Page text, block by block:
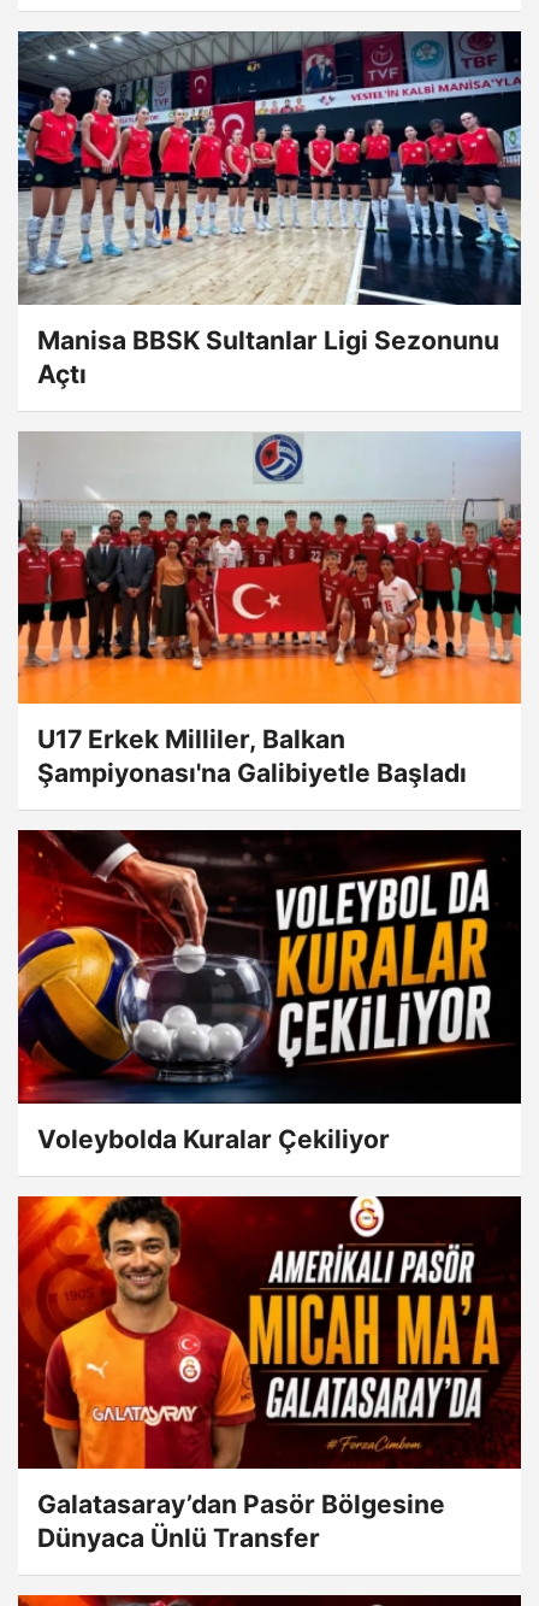
Manisa BBSK Sultanlar Ligi Sezonunu
Açtı
U17 Erkek Milliler, Balkan
Şampiyonası'na Galibiyetle Başladı
Voleybolda Kuralar Çekiliyor
Galatasaray’dan Pasör Bölgesine
Dünyaca Ünlü Transfer